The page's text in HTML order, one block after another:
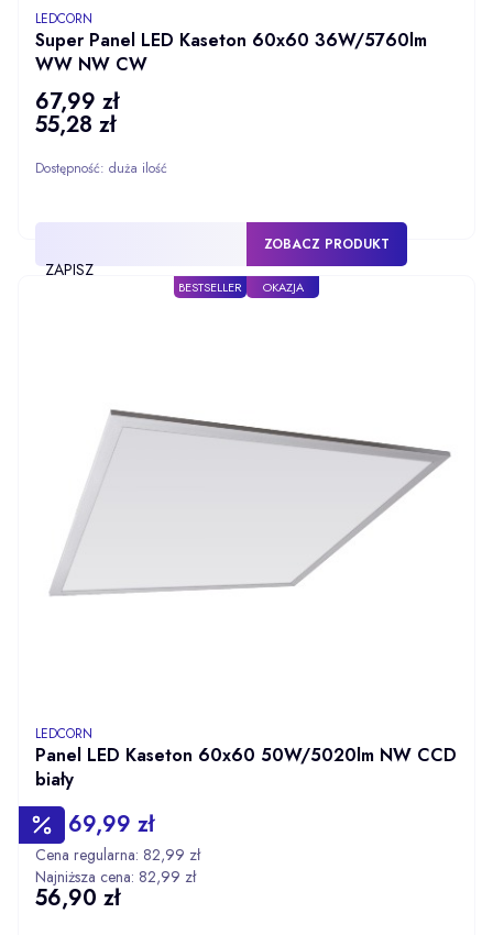
Super Panel LED Kaseton 60x60 36W/5760lm
WW NW CW
PRODUCENT
LEDCORN
Cena
67,99 zł
Cena
55,28 zł
Dostępność: duża ilość
ZAPISZ
ZOBACZ PRODUKT
OKAZJA
BESTSELLER
Panel LED Kaseton 60x60 50W/5020lm NW CCD
biały
PRODUCENT
LEDCORN
Cena promocyjna
69,99 zł
Cena regularna: 82,99 zł
Najniższa cena: 82,99 zł
Cena
56,90 zł